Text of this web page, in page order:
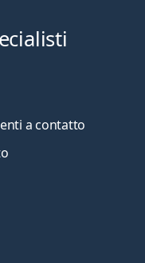
a contatto